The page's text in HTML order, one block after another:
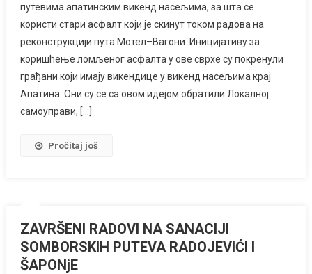
путевима апатинским викенд насељима, за шта се
користи стари асфалт који је скинут током радова на
реконструкцији пута Мотел–Вагони. Иницијативу за
коришћење ломљеног асфалта у ове сврхе су покренули
грађани који имају викендице у викенд насељима крај
Апатина. Они су се са овом идејом обратили Локалној
самоуправи, […]
Pročitaj još
ZAVRŠENI RADOVI NA SANACIJI
SOMBORSKIH PUTEVA RADOJEVIĆI I
ŠAPONjE